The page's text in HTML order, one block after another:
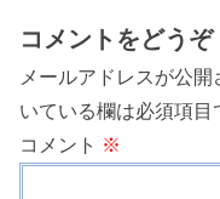
コメントをどうぞ
メールアドレスが公開
いている欄は必須項目
コメント ※